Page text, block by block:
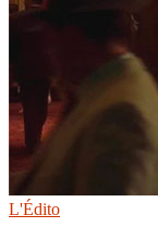
L'Édito